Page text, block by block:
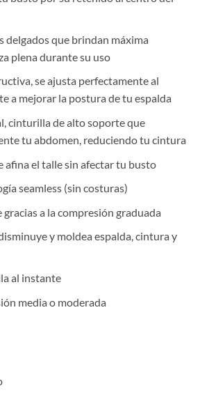
delgados que brindan máxima
plena durante su uso
se ajusta perfectamente al
a mejorar la postura de tu espalda
cinturilla de alto soporte que
tu abdomen, reduciendo tu cintura
afina el talle sin afectar tu busto
seamless (sin costuras)
a la compresión graduada
y moldea espalda, cintura y
al instante
media o moderada